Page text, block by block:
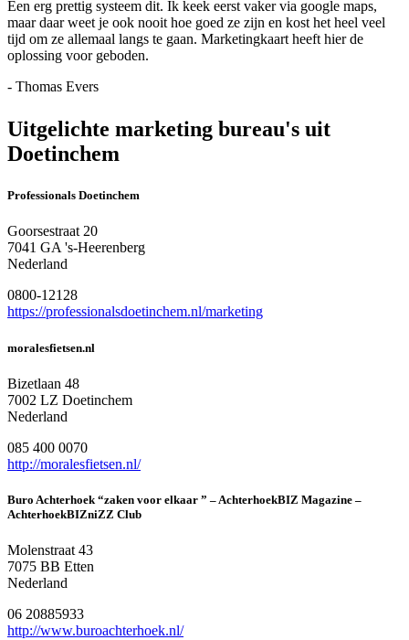
Een erg prettig systeem dit. Ik keek eerst vaker via google maps,
maar daar weet je ook nooit hoe goed ze zijn en kost het heel veel
tijd om ze allemaal langs te gaan. Marketingkaart heeft hier de
oplossing voor geboden.
- Thomas Evers
Uitgelichte marketing bureau's uit
Doetinchem
Professionals Doetinchem
Goorsestraat 20
7041 GA 's-Heerenberg
Nederland
0800-12128
https://professionalsdoetinchem.nl/marketing
moralesfietsen.nl
Bizetlaan 48
7002 LZ Doetinchem
Nederland
085 400 0070
http://moralesfietsen.nl/
Buro Achterhoek “zaken voor elkaar ” – AchterhoekBIZ Magazine –
AchterhoekBIZniZZ Club
Molenstraat 43
7075 BB Etten
Nederland
06 20885933
http://www.buroachterhoek.nl/